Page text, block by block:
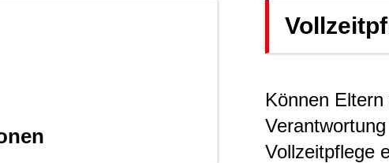
Können
Vollzeitpflege